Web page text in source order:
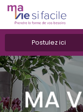
Aller
au
contenu
principal
Postulez ici